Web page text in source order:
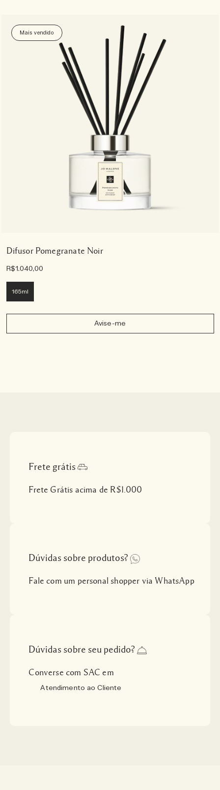
Mais vendido
Difusor Pomegranate Noir
R$1.040,00
165ml
Avise-me
Frete grátis
Frete Grátis acima de R$1.000
Dúvidas sobre produtos?
Fale com um personal shopper via WhatsApp
Dúvidas sobre seu pedido?
Converse com SAC em
Atendimento ao Cliente